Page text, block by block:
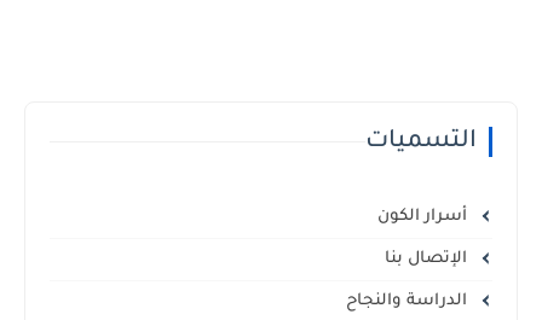
التسميات
أسرار الكون
الإتصال بنا
الدراسة والنجاح